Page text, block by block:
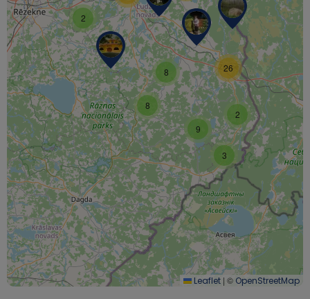
2
3
26
8
9
8
2
Leaflet | © OpenStreetMap